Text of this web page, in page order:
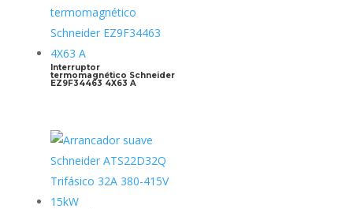
Interruptor
termomagnético Schneider
EZ9F34463 4X63 A